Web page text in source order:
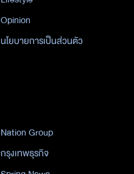
Opinion
นโยบายการเป็นส่วนตัว
Nation Group
กรุงเทพธุรกิจ